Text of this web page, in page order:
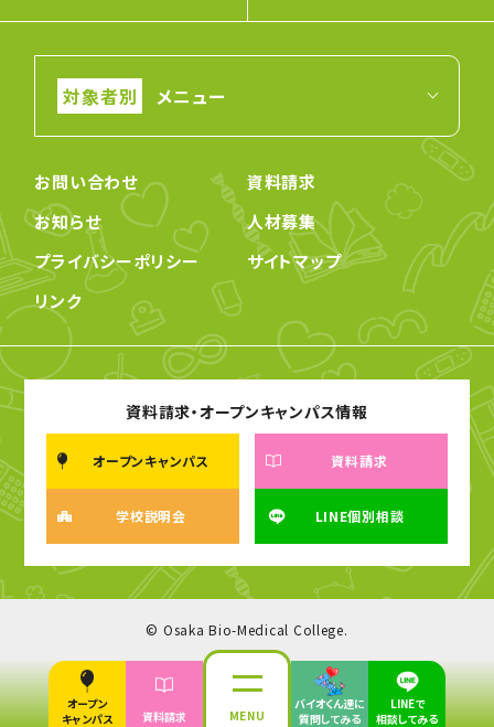
メニュー
お問い合わせ
資料請求
お知らせ
人材募集
プライバシーポリシー
サイトマップ
リンク
資料請求・オープンキャンパス情報
オープンキャンパス 資料請求
学校説明会 LINE個別相談
© Osaka Bio-Medical College.
オープン
キャンパス
資料請求 MENU
バイオくん達に
質問してみる
LINEで
相談してみる